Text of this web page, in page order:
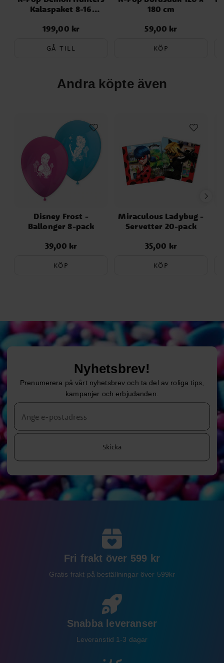
Kalaspaket 8-16
Pris:199,00 kr
199,00 kr
GÅ TILL
180 cm
Pris:59,00 kr
59,00 kr
KÖP
Andra köpte även
Disney Frost -
Ballonger 8-pack
Pris:39,00 kr
39,00 kr
KÖP
Miraculous Ladybug -
Servetter 20-pack
Pris:35,00 kr
35,00 kr
KÖP
Nyhetsbrev!
Prenumerera på vårt nyhetsbrev och ta del av roliga tips,
kampanjer och erbjudanden.
Skicka
Fri frakt över 599 kr
Gratis frakt på beställningar över 599kr
Snabba leveranser
Leveranstid 1-3 dagar